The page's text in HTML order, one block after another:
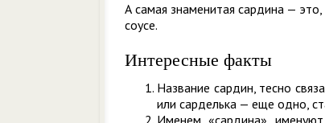
А самая знаменитая сардина —
соусе.
Интересные факты
Название сардин, тесно
или сарделька — еще одно,
Именем «сардина»